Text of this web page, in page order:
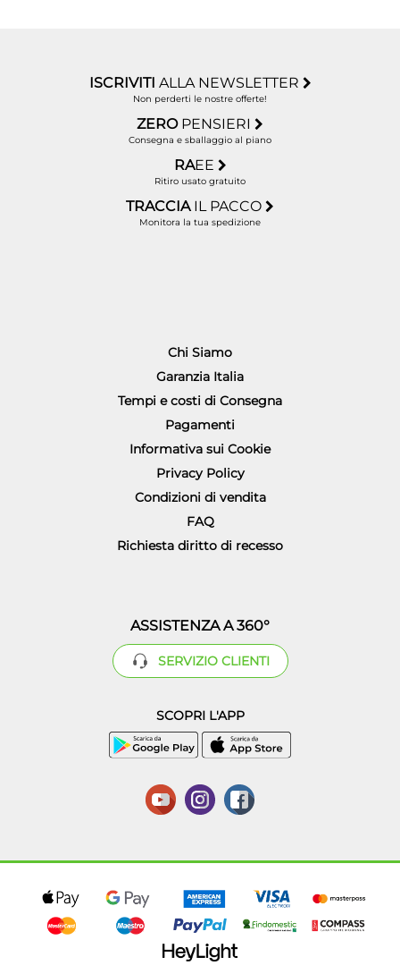
ISCRIVITI ALLA NEWSLETTER
Non perderti le nostre offerte!
ZERO PENSIERI
Consegna e sballaggio al piano
RAEE
Ritiro usato gratuito
TRACCIA IL PACCO
Monitora la tua spedizione
Chi Siamo
Garanzia Italia
Tempi e costi di Consegna
Pagamenti
Informativa sui Cookie
Privacy Policy
Condizioni di vendita
FAQ
Richiesta diritto di recesso
ASSISTENZA A 360°
SERVIZIO CLIENTI
SCOPRI L'APP